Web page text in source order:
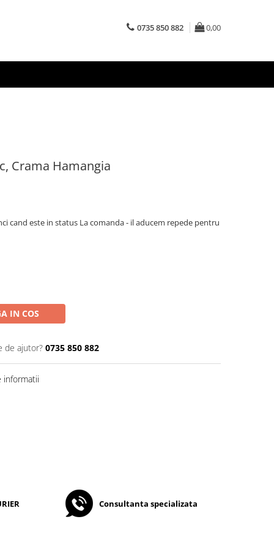
0735 850 882 0,00
Crama Hamangia
cand este in status La comanda - il aducem repede pentru
IN COS
de ajutor? 0735 850 882
informatii
Consultanta specializata